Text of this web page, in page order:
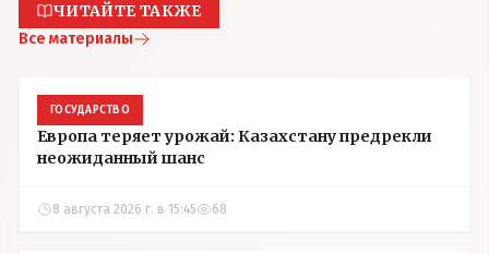
ЧИТАЙТЕ ТАКЖЕ
Все материалы
ГОСУДАРСТВО
Европа теряет урожай: Казахстану предрекли
неожиданный шанс
8 августа 2026 г. в 15:45 68